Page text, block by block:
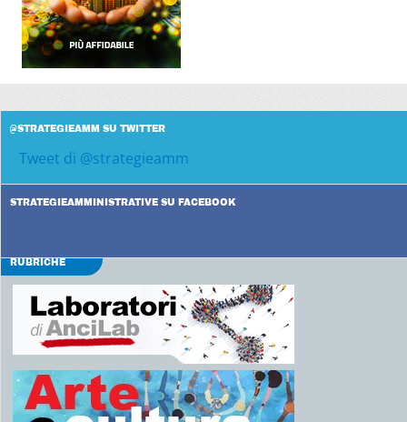
@STRATEGIEAMM SU TWITTER
Tweet di @strategieamm
STRATEGIEAMMINISTRATIVE SU FACEBOOK
RUBRICHE